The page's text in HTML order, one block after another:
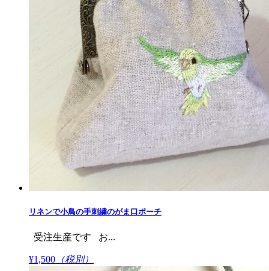
リネンで小鳥の手刺繍のがま口ポーチ
受注生産です お...
¥1,500 （税別）